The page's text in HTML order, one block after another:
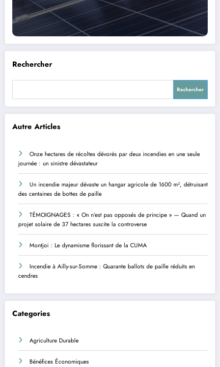
Rechercher
Rechercher
Autre Articles
Onze hectares de récoltes dévorés par deux incendies en une seule
journée : un sinistre dévastateur
Un incendie majeur dévaste un hangar agricole de 1600 m², détruisant
des centaines de bottes de paille
TÉMOIGNAGES : « On n’est pas opposés de principe » — Quand un
projet solaire de 37 hectares suscite la controverse
Montjoi : Le dynamisme florissant de la CUMA
Incendie à Ailly-sur-Somme : Quarante ballots de paille réduits en
cendres
Categories
Agriculture Durable
Bénéfices Économiques